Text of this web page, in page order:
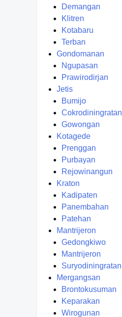
Demangan
Klitren
Kotabaru
Terban
Gondomanan
Ngupasan
Prawirodirjan
Jetis
Bumijo
Cokrodiningratan
Gowongan
Kotagede
Prenggan
Purbayan
Rejowinangun
Kraton
Kadipaten
Panembahan
Patehan
Mantrijeron
Gedongkiwo
Mantrijeron
Suryodiningratan
Mergangsan
Brontokusuman
Keparakan
Wirogunan